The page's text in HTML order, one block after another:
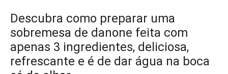
Descubra como preparar uma
sobremesa de danone feita com
apenas 3 ingredientes, deliciosa,
refrescante e é de dar água na boca